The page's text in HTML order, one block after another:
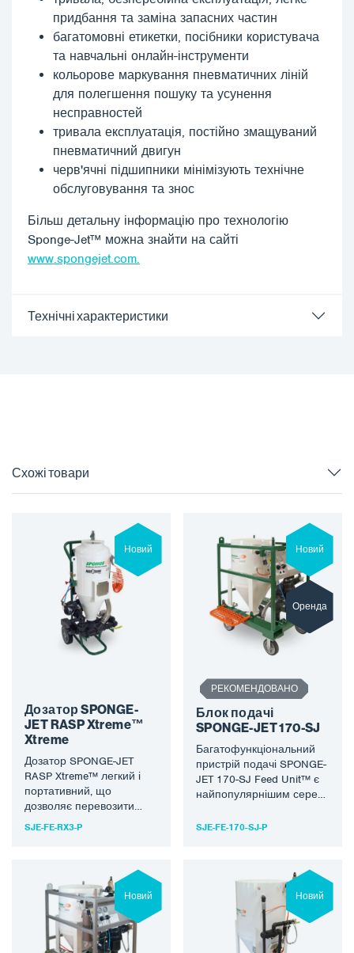
придбання та заміна запасних частин
багатомовні етикетки, посібники користувача
та навчальні онлайн-інструменти
кольорове маркування пневматичних ліній
для полегшення пошуку та усунення
несправностей
тривала експлуатація, постійно змащуваний
пневматичний двигун
черв'ячні підшипники мінімізують технічне
обслуговування та знос
Більш детальну інформацію про технологію
Sponge-Jet™ можна знайти на сайті
www.spongejet.com.
Технічні характеристики
Схожі товари
Новий
Дозатор SPONGE-
JET RASP Xtreme™
Xtreme
Дозатор SPONGE-JET
RASP Xtreme™ легкий і
портативний, що
дозволяє перевозити
його в більшості
проходити…
SJE-FE-RX3-P
Новий
Оренда
РЕКОМЕНДОВАНО
Блок подачі
SPONGE-JET 170-SJ
Багатофункціональний
пристрій подачі SPONGE-
JET 170-SJ Feed Unit™ є
найпопулярнішим серед
відмінному балансу між
SJE-FE-170-SJ-P
Новий Новий